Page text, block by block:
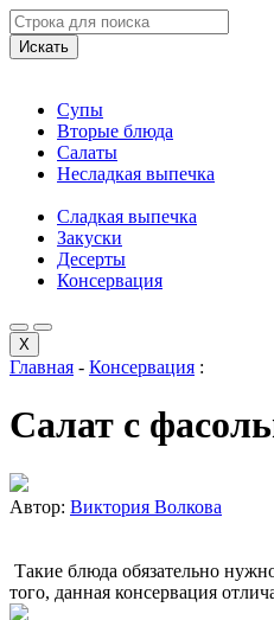
Искать
Супы
Вторые блюда
Салаты
Несладкая выпечка
Сладкая выпечка
Закуски
Десерты
Консервация
X
Главная - Консервация :
Салат с
Автор: Виктория Волкова
Такие блюда обязательно
того, данная консервация